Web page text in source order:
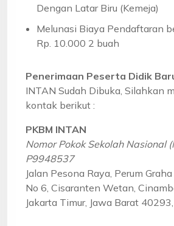
Dengan Latar Biru (Kemeja)
Melunasi Biaya Pendaftaran
Rp. 10.000 2 buah
Penerimaan Peserta Didik
INTAN Sudah Dibuka, Silahkan
kontak berikut :
PKBM INTAN
Nomor Pokok Sekolah Nasional
P9948537
Jalan Pesona Raya, Perum
No 6, Cisaranten Wetan,
Jakarta Timur, Jawa Barat